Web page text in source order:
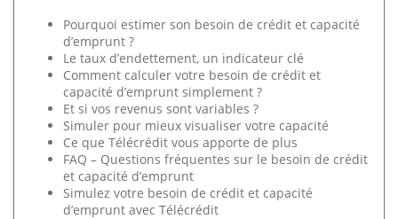
Pourquoi estimer son besoin de crédit et capacité
d’emprunt ?
Le taux d’endettement, un indicateur clé
Comment calculer votre besoin de crédit et
capacité d’emprunt simplement ?
Et si vos revenus sont variables ?
Simuler pour mieux visualiser votre capacité
Ce que Télécrédit vous apporte de plus
FAQ – Questions fréquentes sur le besoin de crédit
et capacité d’emprunt
Simulez votre besoin de crédit et capacité
d’emprunt avec Télécrédit